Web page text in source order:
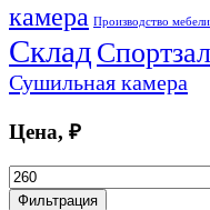
камера Производство мебели
Склад Спортзал
Сушильная камера
Цена, ₽
Минимальная
цена
Фильтрация